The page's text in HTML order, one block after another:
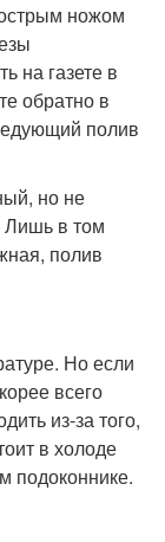
ножом
на газете в
обратно в
полив
но не
Лишь в том
полив
Но если
всего
из-за того,
в холоде
подоконнике.